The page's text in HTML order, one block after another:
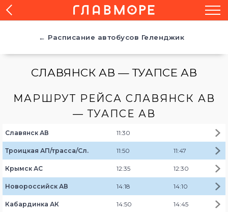
← Расписание автобусов Геленджик
СЛАВЯНСК АВ — ТУАПСЕ АВ
МАРШРУТ РЕЙСА СЛАВЯНСК АВ
— ТУАПСЕ АВ
Славянск АВ 11:30
Троицкая АП/трасса/Сл. 11:50 11:47
Крымск АС 12:35 12:30
Новороссийск АВ 14:18 14:10
Кабардинка АК 14:50 14:45